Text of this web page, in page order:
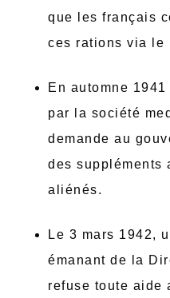
que les français
ces rations via le
En automne
par la société
demande au
des suppléments
aliénés.
Le 3 mars 1942,
émanant de la
refuse toute aide